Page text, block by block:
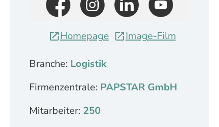
Homepage Image-Film
Branche: Logistik
Firmenzentrale: PAPSTAR GmbH
Mitarbeiter: 250